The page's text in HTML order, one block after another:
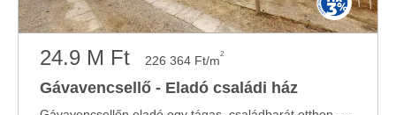
24.9 M Ft 226 364 Ft/m2
Gávavencsellő - Eladó családi ház